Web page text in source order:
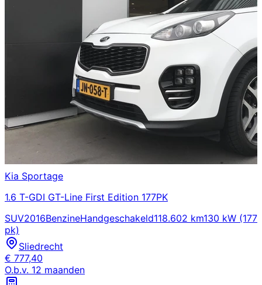
Kia Sportage
1.6 T-GDI GT-Line First Edition 177PK
SUV2016BenzineHandgeschakeld118.602 km130 kW (177
pk)
Sliedrecht
€ 777,40
O.b.v. 12 maanden